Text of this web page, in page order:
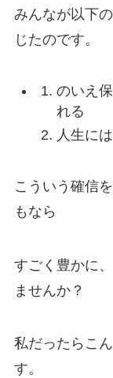
みんなが以下
じたのです。
のいえ
れる
人生に
こういう確信
もなら
すごく豊かに
ませんか？
私だったらこ
す。